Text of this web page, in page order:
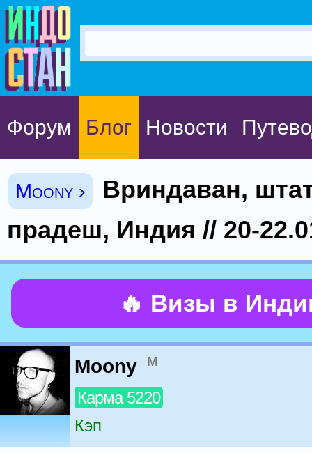
Форум Блог Новости
Moony ›
Вриндаван,
прадеш, Индия // 20-
🔥 Визы в
Moony м
Карма 5220
Кэп